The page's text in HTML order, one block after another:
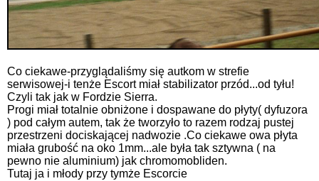
Co ciekawe-przyglądaliśmy się autkom w strefie
serwisowej-i tenże Escort miał stabilizator przód...od tyłu!
Czyli tak jak w Fordzie Sierra.
Progi miał totalnie obniżone i dospawane do płyty( dyfuzora
) pod całym autem, tak że tworzyło to razem rodzaj pustej
przestrzeni dociskającej nadwozie .Co ciekawe owa płyta
miała grubość na oko 1mm...ale była tak sztywna ( na
pewno nie aluminium) jak chromomobliden.
Tutaj ja i młody przy tymże Escorcie